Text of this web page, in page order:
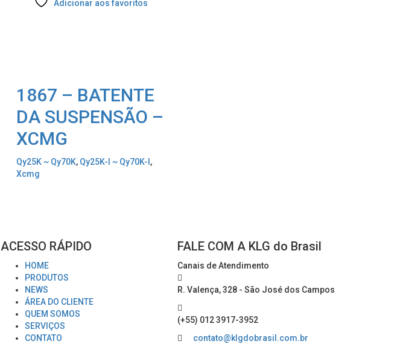
Adicionar aos favoritos
1867 – BATENTE
DA SUSPENSÃO –
XCMG
Qy25K ~ Qy70K, Qy25K-I ~ Qy70K-I ,
Xcmg
ACESSO RÁPIDO
HOME
PRODUTOS
NEWS
ÁREA DO CLIENTE
QUEM SOMOS
SERVIÇOS
CONTATO
FALE COM A KLG do Brasil
Canais de Atendimento
R. Valença, 328 - São José dos Campos
(+55) 012 3917-3952
contato@klgdobrasil.com.br